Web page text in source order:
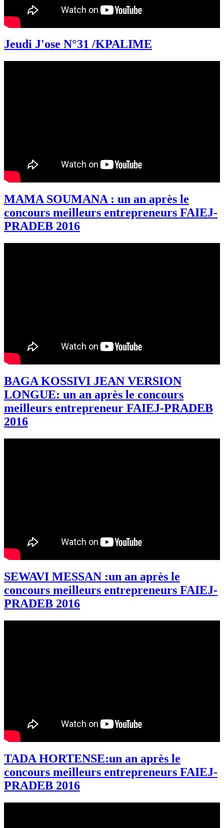
Jeudi J'ose N°31 /KPALIME
MAMA SOUMANA : un an après le
concours meilleurs entrepreneurs FAIEJ-
PRADEB 2016
BAGA KOSSIVI JEAN VERSION
LONGUE: un an après le concours
meilleurs entrepreneur FAIEJ-PRADEB
2016
SEWAVI MESSAN :un an après le
concours meilleurs entrepreneurs FAIEJ-
PRADEB 2016
TADA HORTENSE:un an après le
concours meilleurs entrepreneurs FAIEJ-
PRADEB 2016